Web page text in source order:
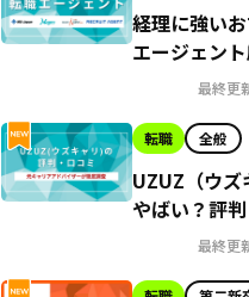
経理に強い
エージェン
未経験者向
最終更
転職 全般
UZUZ（ウズ
やばい？評
プロが徹底
最終更